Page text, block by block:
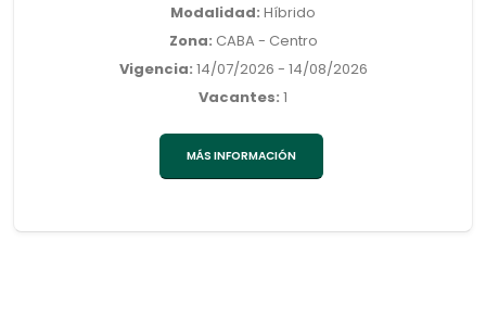
Modalidad: Híbrido
Zona: CABA - Centro
Vigencia: 14/07/2026 - 14/08/2026
Vacantes: 1
MÁS INFORMACIÓN